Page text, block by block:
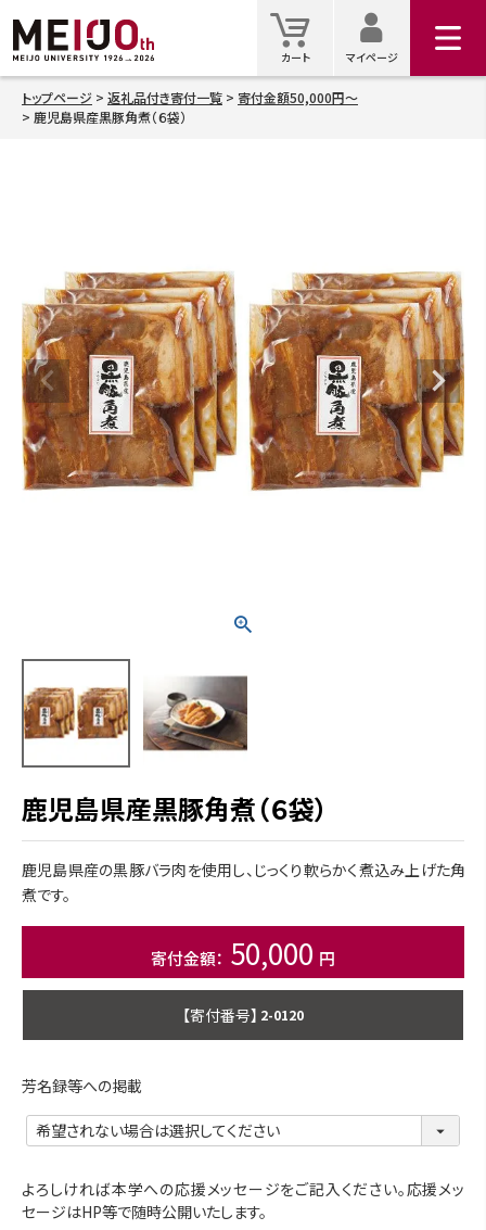
カート
カート
マイ
マイページ
トップページ 返礼品付き寄付一覧
寄付金額50,000円～
鹿児島県産黒豚角煮（６袋）
鹿児島県産黒豚角煮（６袋）
鹿児島県産の黒豚バラ肉を使用し、じっくり軟らかく煮込み上げた角
煮です。
50,000
商品番号 2-0120
芳名録等への掲載
よろしければ本学への応援メッセージをご記入ください。応援メッ
セージはHP等で随時公開いたします。